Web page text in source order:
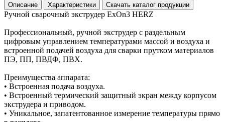
Описание
Характеристики Скачать каталог продукции
Ручной сварочный экструдер ExOn3 HERZ
Профессиональный, ручной экструдер с раздельным
цифровым управлением температурами массой и воздуха и
встроенной подачей воздуха для сварки прутком материалов
ПЭ, ПП, ПВДФ, ПВХ.
Преимущества аппарата:
• Встроенная подача воздуха.
• Встроенный термический защитный экран между корпусом
экструдера и приводом.
• Уникальное, запатентованное измерение температуры прямо